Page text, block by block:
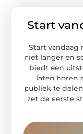
Start
Start vandaag
niet langer en
biedt een
laten horen
publiek te
zet de eerste